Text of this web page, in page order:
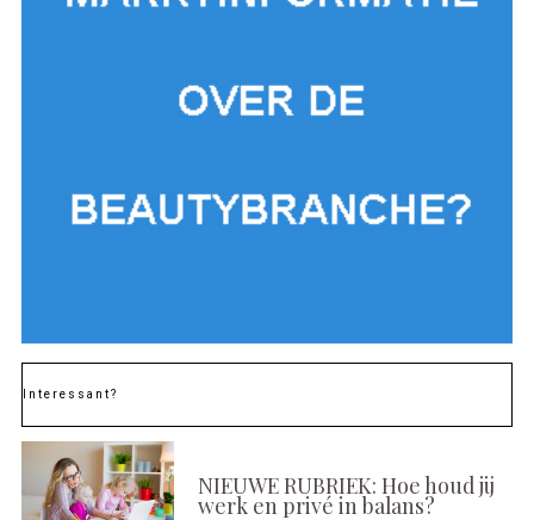
Interessant?
NIEUWE RUBRIEK: Hoe houd jij
werk en privé in balans?